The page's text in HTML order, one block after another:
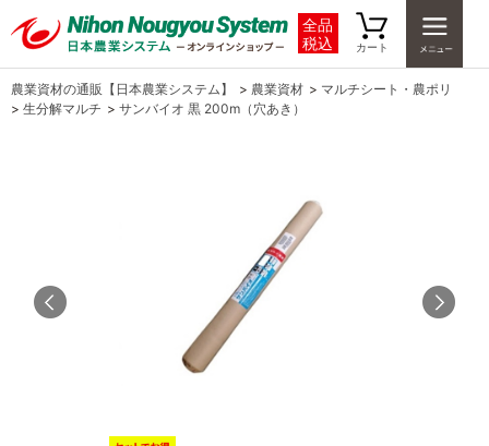
全品
税込
カート
農業資材の通販【日本農業システム】 > 農業資材 > マルチシート・農ポリ
> 生分解マルチ > サンバイオ 黒 200m（穴あき）